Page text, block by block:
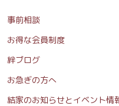
事前相談
お得な会員制度
絆ブログ
お急ぎの方へ
結家のお知らせとイベント情